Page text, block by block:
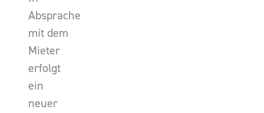
Absprache
mit dem
Mieter
erfolgt
ein
neuer